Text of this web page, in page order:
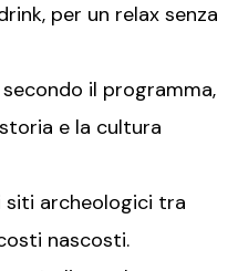
per un relax senza
il programma,
e la cultura
siti archeologici tra
nascosti.